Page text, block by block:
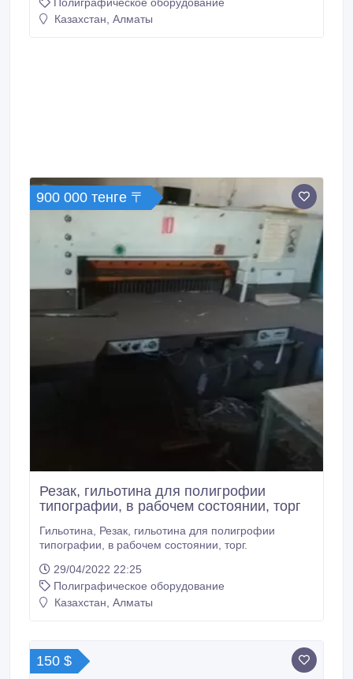
сувенирах(ручки, флешки и пр) Преимущества УФ-
печати уф-чернила не впитываются в материал,
резке).
Казахстан, Алматы
900 000 тенге 〒
Резак, гильотина для полигрофии
типографии, в рабочем состоянии, торг
Гильотина, Резак, гильотина для полигрофии
типографии, в рабочем состоянии, торг.
29/04/2022 22:25
Полиграфическое оборудование
Казахстан, Алматы
150 $